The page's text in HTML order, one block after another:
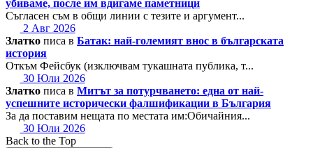
убиваме, после им вдигаме паметници
Съгласен съм в общи линии с тезите и аргумент...
2 Авг 2026
Златко писа в Батак: най-големият внос в българската
история
Откъм Фейсбук (изключвам тукашната публика, т...
30 Юли 2026
Златко писа в Митът за потурчването: една от най-
успешните исторически фалшификации в България
За да поставим нещата по местата им:Обичайния...
30 Юли 2026
Back to the Top